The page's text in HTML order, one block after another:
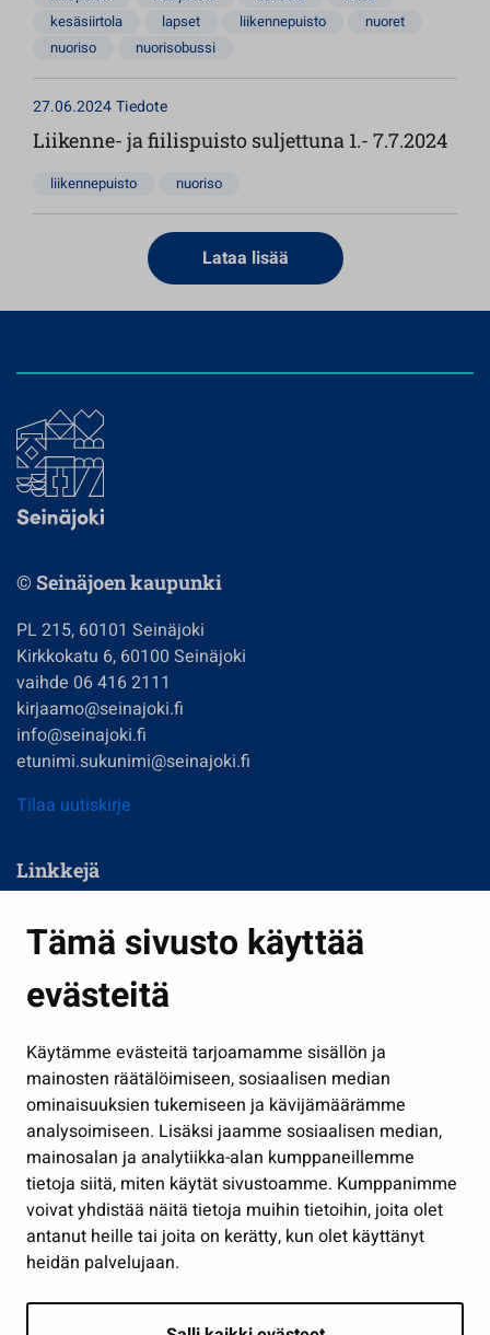
Tämä sivusto käyttää
evästeitä
Käytämme evästeitä tarjoamamme sisällön ja
mainosten räätälöimiseen, sosiaalisen median
ominaisuuksien tukemiseen ja kävijämäärämme
analysoimiseen. Lisäksi jaamme sosiaalisen median,
mainosalan ja analytiikka-alan kumppaneillemme
tietoja siitä, miten käytät sivustoamme. Kumppanimme
voivat yhdistää näitä tietoja muihin tietoihin, joita olet
antanut heille tai joita on kerätty, kun olet käyttänyt
heidän palvelujaan.
kesäsiirtola
lapset liikennepuisto
nuoret
nuoriso
nuorisobussi
27.06.2024Tiedote
Liikenne- ja fiilispuisto suljettuna 1.- 7.7.2024
liikennepuisto nuoriso
Lataa lisää
© Seinäjoen kaupunki
PL 215, 60101 Seinäjoki
Kirkkokatu 6, 60100 Seinäjoki
vaihde 06 416 2111
kirjaamo@seinajoki.fi
info@seinajoki.fi
etunimi.sukunimi@seinajoki.fi
Tilaa uutiskirje
Linkkejä
Kasvatus ja opetus
Kulttuuri ja liikunta
Työ ja yrittäminen
Osallistu ja asioi
Näytä omat evästeasetukseni
Seuraa meitä